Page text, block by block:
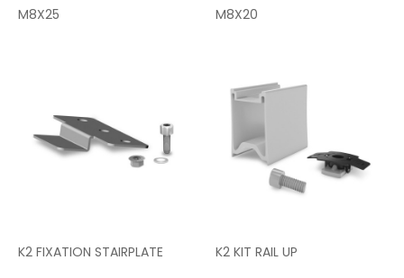
M8X25
M8X20
K2 FIXATION STAIRPLATE K2 KIT RAIL UP